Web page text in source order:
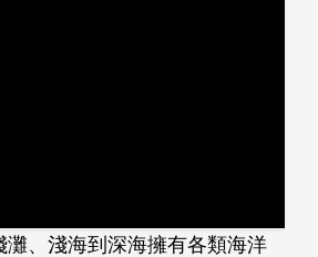
、淺海到深海擁有各類海洋